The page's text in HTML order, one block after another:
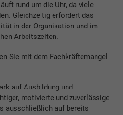
rund um die Uhr, da viele
Gleichzeitig erfordert das
in der Organisation und im
Arbeitszeiten.
Sie mit dem Fachkräftemangel
auf Ausbildung und
motivierte und zuverlässige
ausschließlich auf bereits